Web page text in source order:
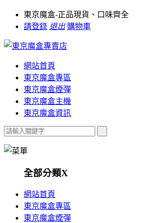
東京魔盒-正品現貨、口味齊全
請登錄 退出 購物車
網站首頁
東京魔盒專區
東京魔盒煙彈
東京魔盒主機
東京魔盒資訊
全部分類X
網站首頁
東京魔盒專區
東京魔盒煙彈